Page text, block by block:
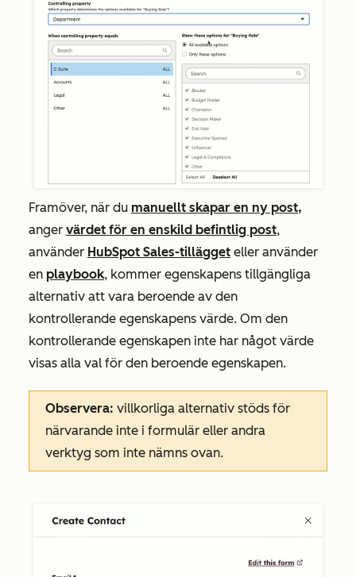
Framöver, när du manuellt skapar en ny post,
anger värdet för en enskild befintlig post,
använder HubSpot Sales-tillägget eller använder
en playbook, kommer egenskapens tillgängliga
alternativ att vara beroende av den
kontrollerande egenskapens värde. Om den
kontrollerande egenskapen inte har något värde
visas alla val för den beroende egenskapen.
Observera: villkorliga alternativ stöds för
närvarande inte i formulär eller andra
verktyg som inte nämns ovan.